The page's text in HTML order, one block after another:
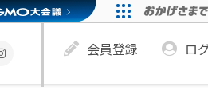
会員登録 ロ